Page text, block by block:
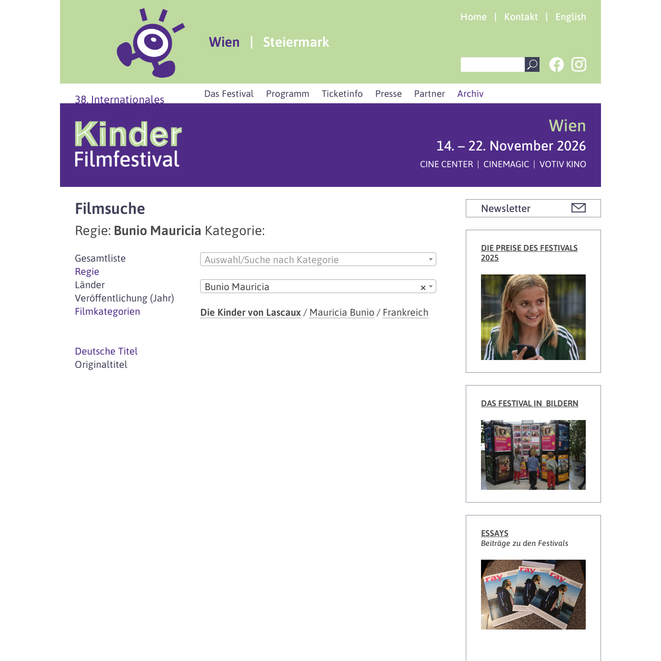
Home | Kontakt | English
Wien | Steiermark
38. Internationales Das Festival Programm Ticketinfo Presse Partner Archiv
Wien
14. – 22. November 2026
CINE CENTER | CINEMAGIC | VOTIV KINO
Filmsuche
Regie: Bunio Mauricia Kategorie:
Gesamtliste
Regie
Länder
Veröffentlichung (Jahr)
Filmkategorien
Deutsche Titel
Originaltitel
Auswahl/Suche nach Kategorie
×
Bunio Mauricia
Die Kinder von Lascaux / Mauricia Bunio / Frankreich
Newsletter
DIE PREISE DES FESTIVALS
2025
DAS FESTIVAL IN BILDERN
ESSAYS
Beiträge zu den Festivals